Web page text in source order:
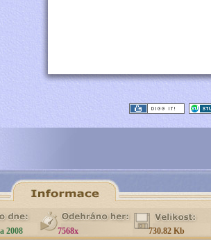
2008 7568x 730.82 Kb